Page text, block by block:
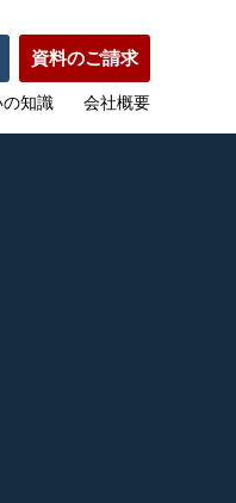
資料のご請求
知識 会社概要